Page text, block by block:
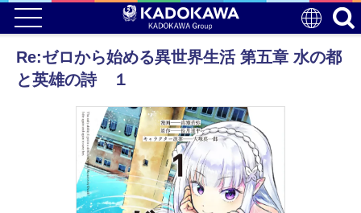
Re:ゼロから始める異世界生活 第五章 水の都
と英雄の詩 １